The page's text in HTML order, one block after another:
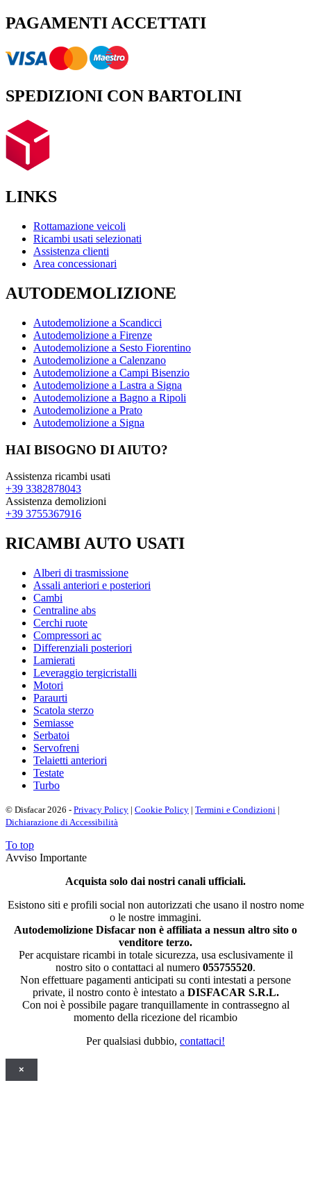
PAGAMENTI ACCETTATI
SPEDIZIONI CON BARTOLINI
LINKS
Rottamazione veicoli
Ricambi usati selezionati
Assistenza clienti
Area concessionari
AUTODEMOLIZIONE
Autodemolizione a Scandicci
Autodemolizione a Firenze
Autodemolizione a Sesto Fiorentino
Autodemolizione a Calenzano
Autodemolizione a Campi Bisenzio
Autodemolizione a Lastra a Signa
Autodemolizione a Bagno a Ripoli
Autodemolizione a Prato
Autodemolizione a Signa
HAI BISOGNO DI AIUTO?
Assistenza ricambi usati
+39 3382878043
Assistenza demolizioni
+39 3755367916
RICAMBI AUTO USATI
Alberi di trasmissione
Assali anteriori e posteriori
Cambi
Centraline abs
Cerchi ruote
Compressori ac
Differenziali posteriori
Lamierati
Leveraggio tergicristalli
Motori
Paraurti
Scatola sterzo
Semiasse
Serbatoi
Servofreni
Telaietti anteriori
Testate
Turbo
© Disfacar 2026 - Privacy Policy | Cookie Policy | Termini e Condizioni |
Dichiarazione di Accessibilità
To top
Avviso Importante
Acquista solo dai nostri canali ufficiali.
Esistono siti e profili social non autorizzati che usano il nostro nome
o le nostre immagini.
Autodemolizione Disfacar non è affiliata a nessun altro sito o
venditore terzo.
Per acquistare ricambi in totale sicurezza, usa esclusivamente il
nostro sito o contattaci al numero 055755520.
Non effettuare pagamenti anticipati su conti intestati a persone
private, il nostro conto è intestato a DISFACAR S.R.L.
Con noi è possibile pagare tranquillamente in contrassegno al
momento della ricezione del ricambio
Per qualsiasi dubbio, contattaci!
×